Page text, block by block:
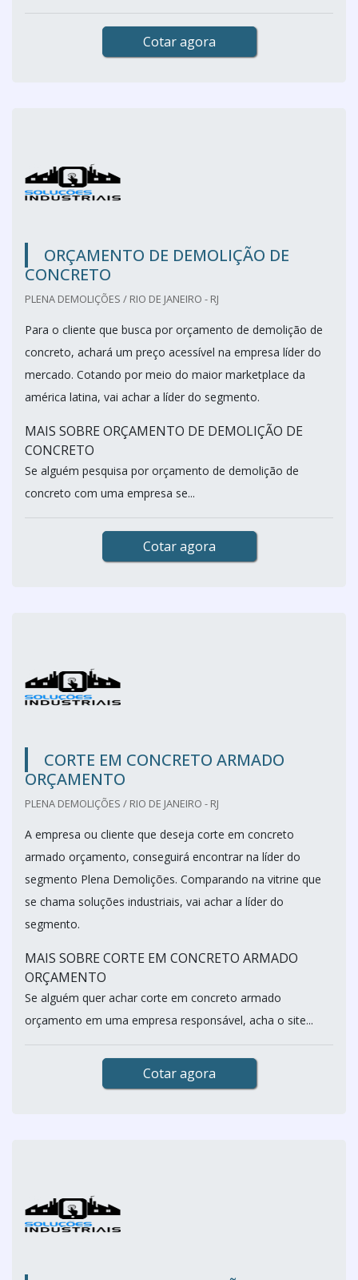
Cotar agora
ORÇAMENTO DE DEMOLIÇÃO DE
CONCRETO
PLENA DEMOLIÇÕES / RIO DE JANEIRO - RJ
Para o cliente que busca por orçamento de demolição de
concreto, achará um preço acessível na empresa líder do
mercado. Cotando por meio do maior marketplace da
américa latina, vai achar a líder do segmento.
MAIS SOBRE ORÇAMENTO DE DEMOLIÇÃO DE
CONCRETO
Se alguém pesquisa por orçamento de demolição de
concreto com uma empresa se...
Cotar agora
CORTE EM CONCRETO ARMADO
ORÇAMENTO
PLENA DEMOLIÇÕES / RIO DE JANEIRO - RJ
A empresa ou cliente que deseja corte em concreto
armado orçamento, conseguirá encontrar na líder do
segmento Plena Demolições. Comparando na vitrine que
se chama soluções industriais, vai achar a líder do
segmento.
MAIS SOBRE CORTE EM CONCRETO ARMADO
ORÇAMENTO
Se alguém quer achar corte em concreto armado
orçamento em uma empresa responsável, acha o site...
Cotar agora